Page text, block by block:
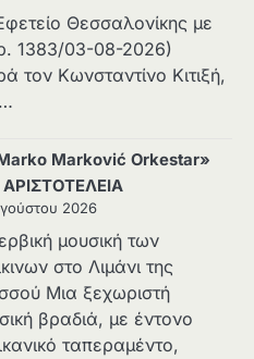
Θεσσαλονίκης με
1383/03-08-2026)
τον Κωνσταντίνο Κιτιξή,
Marković Orkestar»
2026
μουσική των
στο Λιμάνι της
Μια ξεχωριστή
βραδιά, με έντονο
ταπεραμέντο,